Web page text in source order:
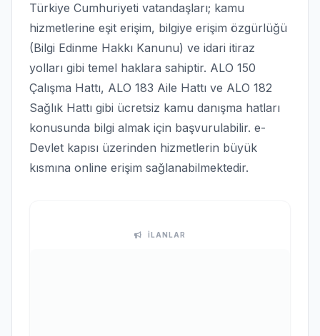
Türkiye Cumhuriyeti vatandaşları; kamu
hizmetlerine eşit erişim, bilgiye erişim özgürlüğü
(Bilgi Edinme Hakkı Kanunu) ve idari itiraz
yolları gibi temel haklara sahiptir. ALO 150
Çalışma Hattı, ALO 183 Aile Hattı ve ALO 182
Sağlık Hattı gibi ücretsiz kamu danışma hatları
konusunda bilgi almak için başvurulabilir. e-
Devlet kapısı üzerinden hizmetlerin büyük
kısmına online erişim sağlanabilmektedir.
İLANLAR